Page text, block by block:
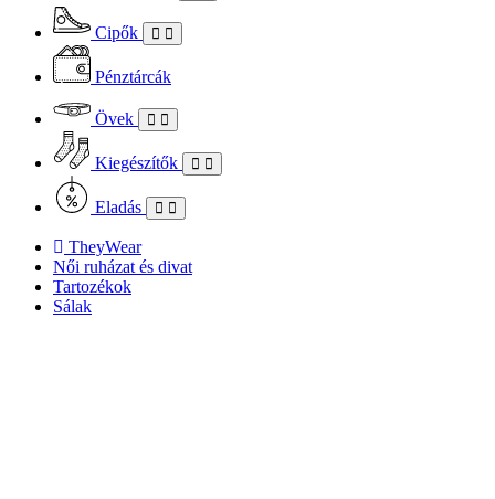
Cipők
Pénztárcák
Övek
Kiegészítők
Eladás
TheyWear
Női ruházat és divat
Tartozékok
Sálak